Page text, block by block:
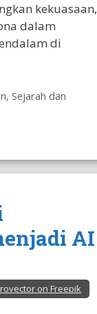
kekuasaan,
dalam
di
, Sejarah dan
AI
on Freepik